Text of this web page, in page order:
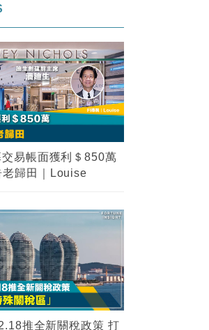
易帳面獲利＄850萬
老歸田｜Louise
推全新關稅政策 打